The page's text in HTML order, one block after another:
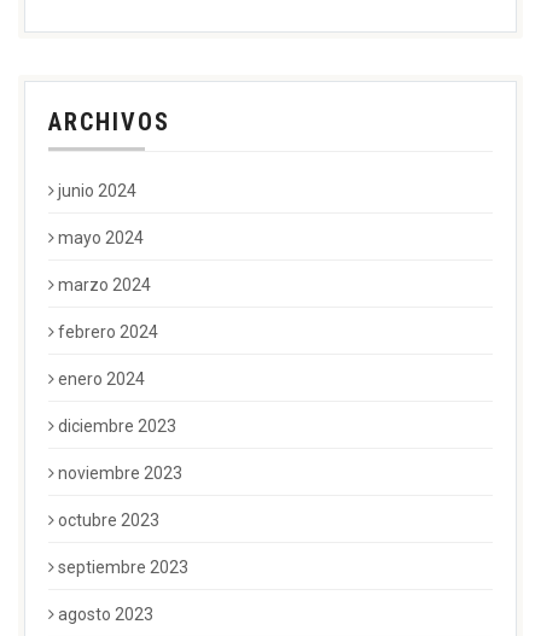
ARCHIVOS
junio 2024
mayo 2024
marzo 2024
febrero 2024
enero 2024
diciembre 2023
noviembre 2023
octubre 2023
septiembre 2023
agosto 2023